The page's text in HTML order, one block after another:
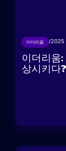
이더리움
24/06/2025
이더리
상시키다?